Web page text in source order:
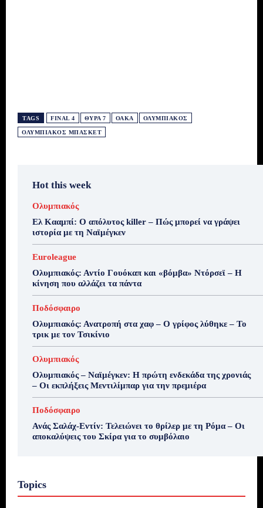
TAGS FINAL 4 ΘΎΡΑ 7 ΟΑΚΑ ΟΛΥΜΠΙΑΚΌΣ
ΟΛΥΜΠΙΑΚΌΣ ΜΠΆΣΚΕΤ
Hot this week
Ολυμπιακός
Ελ Κααμπί: Ο απόλυτος killer – Πώς μπορεί να γράψει
ιστορία με τη Ναϊμέγκεν
Euroleague
Ολυμπιακός: Αντίο Γουόκαπ και «βόμβα» Ντόρσεϊ – Η
κίνηση που αλλάζει τα πάντα
Ποδόσφαιρο
Ολυμπιακός: Ανατροπή στα χαφ – Ο γρίφος λύθηκε – Το
τρικ με τον Τσικίνιο
Ολυμπιακός
Ολυμπιακός – Ναϊμέγκεν: Η πρώτη ενδεκάδα της χρονιάς
– Οι εκπλήξεις Μεντιλίμπαρ για την πρεμιέρα
Ποδόσφαιρο
Ανάς Σαλάχ-Εντίν: Τελειώνει το θρίλερ με τη Ρόμα – Οι
αποκαλύψεις του Σκίρα για το συμβόλαιο
Topics